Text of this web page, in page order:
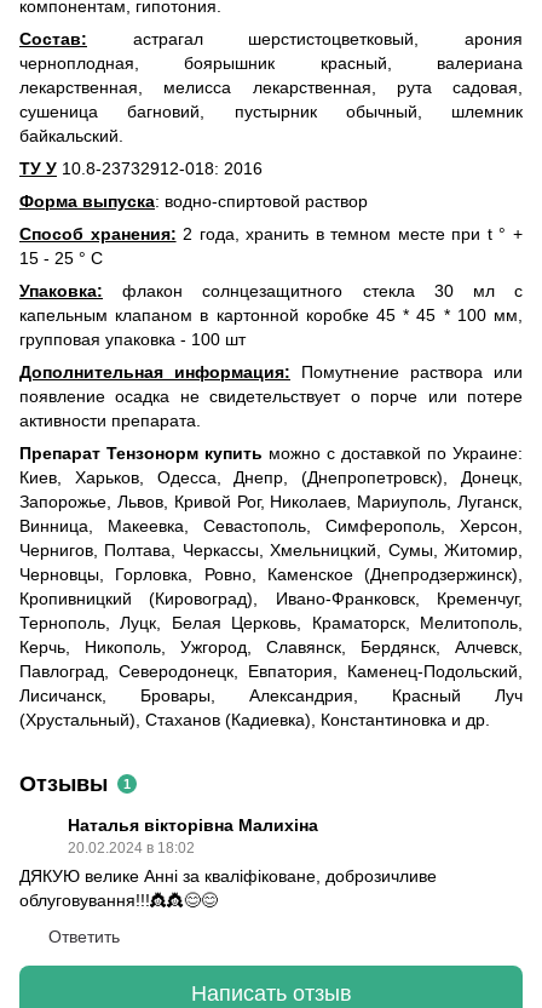
компонентам, гипотония.
Состав: астрагал шерстистоцветковый, арония
черноплодная, боярышник красный, валериана
лекарственная, мелисса лекарственная, рута садовая,
сушеница багновий, пустырник обычный, шлемник
байкальский.
ТУ У 10.8-23732912-018: 2016
Форма выпуска: водно-спиртовой раствор
Способ хранения: 2 года, хранить в темном месте при t ° +
15 - 25 ° C
Упаковка: флакон солнцезащитного стекла 30 мл с
капельным клапаном в картонной коробке 45 * 45 * 100 мм,
групповая упаковка - 100 шт
Дополнительная информация: Помутнение раствора или
появление осадка не свидетельствует о порче или потере
активности препарата.
Препарат Тензонорм купить можно с доставкой по Украине:
Киев, Харьков, Одесса, Днепр, (Днепропетровск), Донецк,
Запорожье, Львов, Кривой Рог, Николаев, Мариуполь, Луганск,
Винница, Макеевка, Севастополь, Симферополь, Херсон,
Чернигов, Полтава, Черкассы, Хмельницкий, Сумы, Житомир,
Черновцы, Горловка, Ровно, Каменское (Днепродзержинск),
Кропивницкий (Кировоград), Ивано-Франковск, Кременчуг,
Тернополь, Луцк, Белая Церковь, Краматорск, Мелитополь,
Керчь, Никополь, Ужгород, Славянск, Бердянск, Алчевск,
Павлоград, Северодонецк, Евпатория, Каменец-Подольский,
Лисичанск, Бровары, Александрия, Красный Луч
(Хрустальный), Стаханов (Кадиевка), Константиновка и др.
Отзывы 1
Наталья вікторівна Малихіна
20.02.2024 в 18:02
ДЯКУЮ велике Анні за кваліфіковане, доброзичливе
облуговування!!!👸👸😊😊
Ответить
Написать отзыв